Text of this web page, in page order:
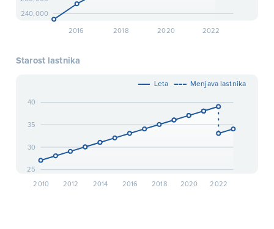
2016 2018 2020 2022
240,000
Starost lastnika
Leta Menjava lastnika
2010 2012 2014 2016 2018 2020 2022
25
30
35
40